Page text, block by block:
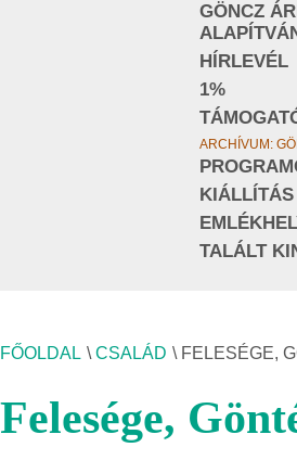
GÖNCZ
HÍRLEVÉL
1%
ARCHÍVUM:
KIÁLLÍTÁS
TALÁLT
FŐOLDAL \ CSALÁD \ FELESÉGE,
Felesége,